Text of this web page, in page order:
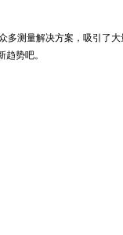
多测量解决方案，吸引了大
势吧。